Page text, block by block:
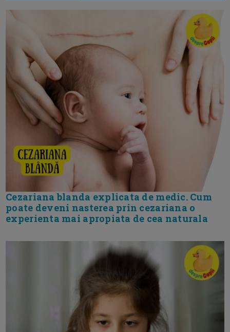
Cezariana blanda explicata de medic. Cum
poate deveni nasterea prin cezariana o
experienta mai apropiata de cea naturala